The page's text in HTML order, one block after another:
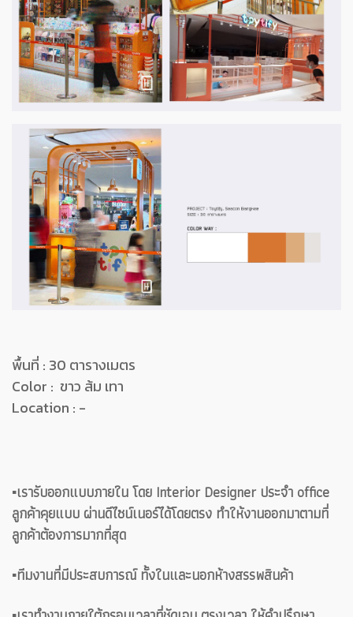
พื้นที่ : 30 ตารางเมตร
Color : ขาว ส้ม เทา
Location : -
▪️เรารับออกแบบภายใน โดย Interior Designer ประจำ office
ลูกค้าคุยแบบ ผ่านดีไซน์เนอร์ได้โดยตรง ทำให้งานออกมาตามที่
ลูกค้าต้องการมากที่สุด
▪️ทีมงานที่มีประสบการณ์ ทั้งในและนอกห้างสรรพสินค้า